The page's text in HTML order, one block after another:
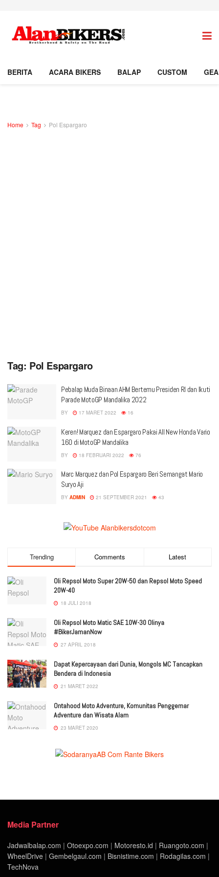
BERITA ACARA BIKERS BALAP CUSTOM
Home Tag Pol Espargaro
Tag: Pol Espargaro
Pebalap Muda Binaan AHM Bertemu Presiden RI dan Ikuti
Parade MotoGP Mandalika 2022
BY 17 MARET 2022 16
Keren! Marquez dan Espargaro Pakai All New Honda Vario
160 di MotoGP Mandalika
BY 18 FEBRUARI 2022 76
Marc Marquez dan Pol Espargaro Beri Semangat Mario
Suryo Aji
BY ADMIN 21 SEPTEMBER 2021 43
Trending Comments Latest
Oli Repsol Moto Super 20W-50 dan Repsol Moto Speed
20W-40
18 JULI 2018
Oli Repsol Moto Matic SAE 10W-30 Olinya
#BikerJamanNow
27 APRIL 2018
Dapat Kepercayaan dari Dunia, Mongols MC Tancapkan
Bendera di Indonesia
21 MARET 2022
Ontahood Moto Adventure, Komunitas Penggemar
Adventure dan Wisata Alam
23 MARET 2020
Media Partner
Jadwalbalap.com | Otoexpo.com | Motoresto.id | Ruangoto.com |
WheelDrive | Gembelgaul.com | Bisnistime.com | Rodagilas.com |
TechNova